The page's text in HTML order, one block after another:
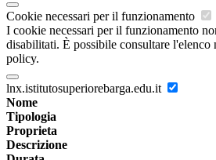
Cookie necessari per il funzionamento
I cookie necessari per il funzionamento
disabilitati. È possibile consultare l'elenco
policy.
lnx.istitutosuperiorebarga.edu.it
Nome
Tipologia
Proprieta
Descrizione